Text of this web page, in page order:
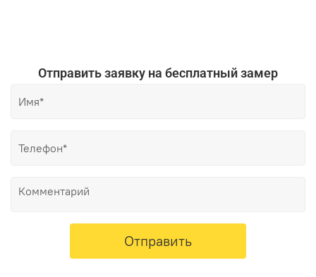
Отправить заявку на бесплатный замер
Отправить